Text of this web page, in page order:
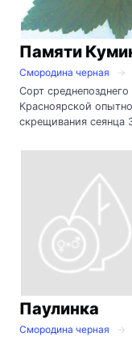
Памяти
Смородина черная
Сорт
Красноярской
скрещивания сеянца
Паулинка
Смородина черная